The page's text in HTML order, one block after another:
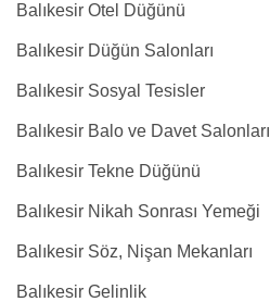
Balıkesir Otel Düğünü
Balıkesir Düğün Salonları
Balıkesir Sosyal Tesisler
Balıkesir Balo ve Davet Salonları
Balıkesir Tekne Düğünü
Balıkesir Nikah Sonrası Yemeği
Balıkesir Söz, Nişan Mekanları
Balıkesir Gelinlik